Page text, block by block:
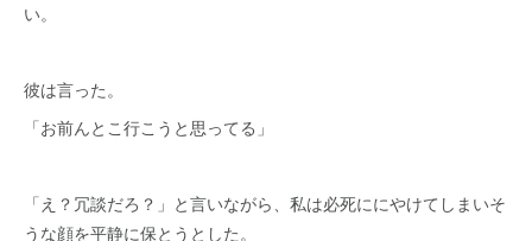
い。
彼は言った。
「お前んとこ行こうと思ってる」
「え？冗談だろ？」と言いながら、私は必死ににやけてしまいそ
うな顔を平静に保とうとした。